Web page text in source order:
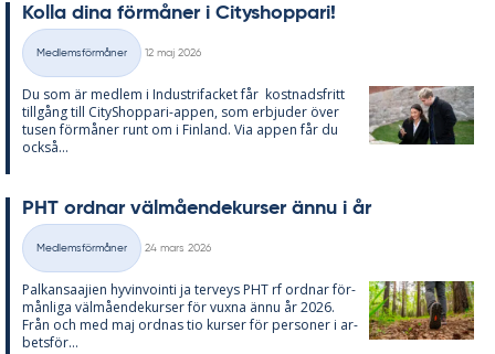
Kol­la dina för­må­ner i Ci­tys­hop­pari!
Kategorier
Medlemsförmåner
12 maj 2026
Du som är med­lem i In­du­stri­fac­ket får kost­nads­fri­tt
till­gång till Ci­tyS­hop­pari-ap­pen, som er­bju­der över
tu­sen för­må­ner runt om i Fin­land. Via ap­pen får du
också...
PHT ord­nar väl­må­en­de­kur­ser ännu i år
Kategorier
Medlemsförmåner
24 mars 2026
Pal­kan­saa­ji­en hy­vin­vo­in­ti ja ter­veys PHT rf ord­nar för­
mån­li­ga väl­må­en­de­kur­ser för vux­na ännu år 2026.
Från och med maj ord­nas tio kur­ser för per­so­ner i ar­
bets­för...